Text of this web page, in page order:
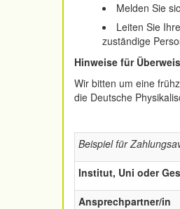
Melden Sie
Leiten Sie
zuständige
Hinweise für
Wir bitten um eine
die Deutsche
Beispiel für
Institut, Uni oder
Ansprechpartner/in